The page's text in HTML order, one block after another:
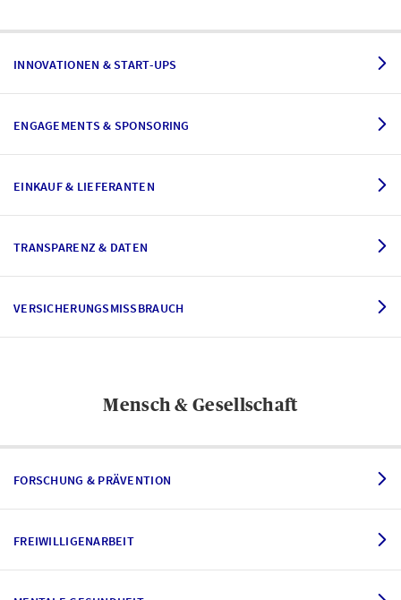
INNOVATIONEN & START-UPS
ENGAGEMENTS & SPONSORING
EINKAUF & LIEFERANTEN
TRANSPARENZ & DATEN
VERSICHERUNGSMISSBRAUCH
Mensch & Gesellschaft
FORSCHUNG & PRÄVENTION
FREIWILLIGENARBEIT